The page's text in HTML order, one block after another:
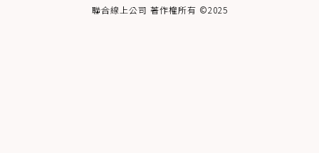
聯合線上公司 著作權所有 ©2025